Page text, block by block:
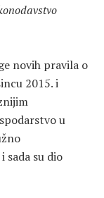
novih pravila o
2015. i
u
sada su dio